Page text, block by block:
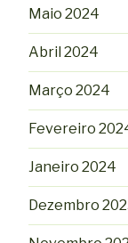
Maio 2024
Abril 2024
Março 2024
Fevereiro
Janeiro 2024
Dezembro